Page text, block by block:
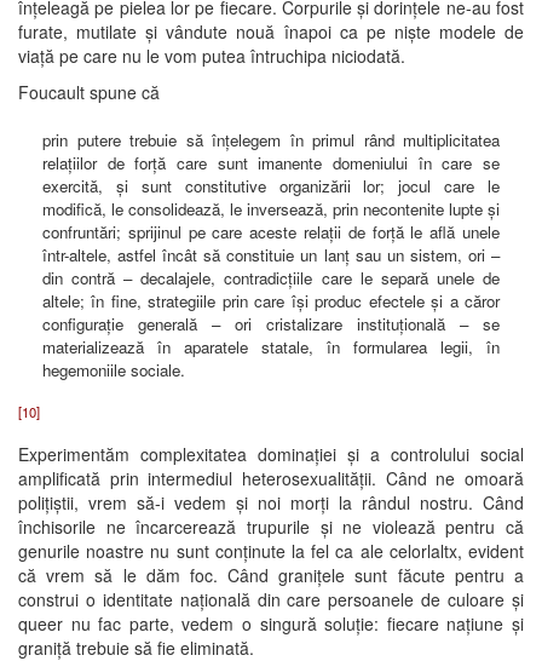
înțeleagă pe pielea lor pe fiecare. Corpurile și dorințele ne-au fost
furate, mutilate și vândute nouă înapoi ca pe niște modele de
viață pe care nu le vom putea întruchipa niciodată.
Foucault spune că
prin putere trebuie să înţelegem în primul rând multiplicitatea
relaţiilor de forţă care sunt imanente domeniului în care se
exercită, şi sunt constitutive organizării lor; jocul care le
modifică, le consolidează, le inversează, prin necontenite lupte şi
confruntări; sprijinul pe care aceste relaţii de forţă le află unele
într-altele, astfel încât să constituie un lanţ sau un sistem, ori –
din contră – decalajele, contradicţiile care le separă unele de
altele; în fine, strategiile prin care îşi produc efectele şi a căror
configuraţie generală – ori cristalizare instituţională – se
materializează în aparatele statale, în formularea legii, în
hegemoniile sociale.
[10]
Experimentăm complexitatea dominației și a controlului social
amplificată prin intermediul heterosexualității. Când ne omoară
polițiștii, vrem să-i vedem și noi morți la rândul nostru. Când
închisorile ne încarcerează trupurile și ne violează pentru că
genurile noastre nu sunt conținute la fel ca ale celorlaltx, evident
că vrem să le dăm foc. Când granițele sunt făcute pentru a
construi o identitate națională din care persoanele de culoare și
queer nu fac parte, vedem o singură soluție: fiecare națiune și
graniță trebuie să fie eliminată.